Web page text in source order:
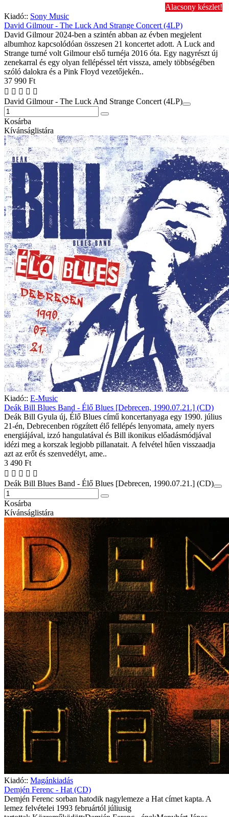
Alacsony készlet!
Kiadó:: Sony Music
David Gilmour - The Luck And Strange Concert (4LP)
David Gilmour 2024-ben a szintén abban az évben megjelent
albumhoz kapcsolódóan összesen 21 koncertet adott. A Luck and
Strange turné volt Gilmour első turnéja 2016 óta. Egy nagyrészt új
zenekarral és egy olyan fellépéssel tért vissza, amely többségében
szóló dalokra és a Pink Floyd vezetőjekén..
37 990 Ft
David Gilmour - The Luck And Strange Concert (4LP)
Kosárba
Kívánságlistára
Kiadó:: E-Music
Deák Bill Blues Band - Élő Blues [Debrecen, 1990.07.21.] (CD)
Deák Bill Gyula új, Élő Blues című koncertanyaga egy 1990. július
21-én, Debrecenben rögzített élő fellépés lenyomata, amely nyers
energiájával, izzó hangulatával és Bill ikonikus előadásmódjával
idézi meg a korszak legjobb pillanatait. A felvétel hűen visszaadja
azt az erőt és szenvedélyt, ame..
3 490 Ft
Deák Bill Blues Band - Élő Blues [Debrecen, 1990.07.21.] (CD)
Kosárba
Kívánságlistára
Kiadó:: Magánkiadás
Demjén Ferenc - Hat (CD)
Demjén Ferenc sorban hatodik nagylemeze a Hat címet kapta. A
lemez felvételei 1993 februártól júliusig